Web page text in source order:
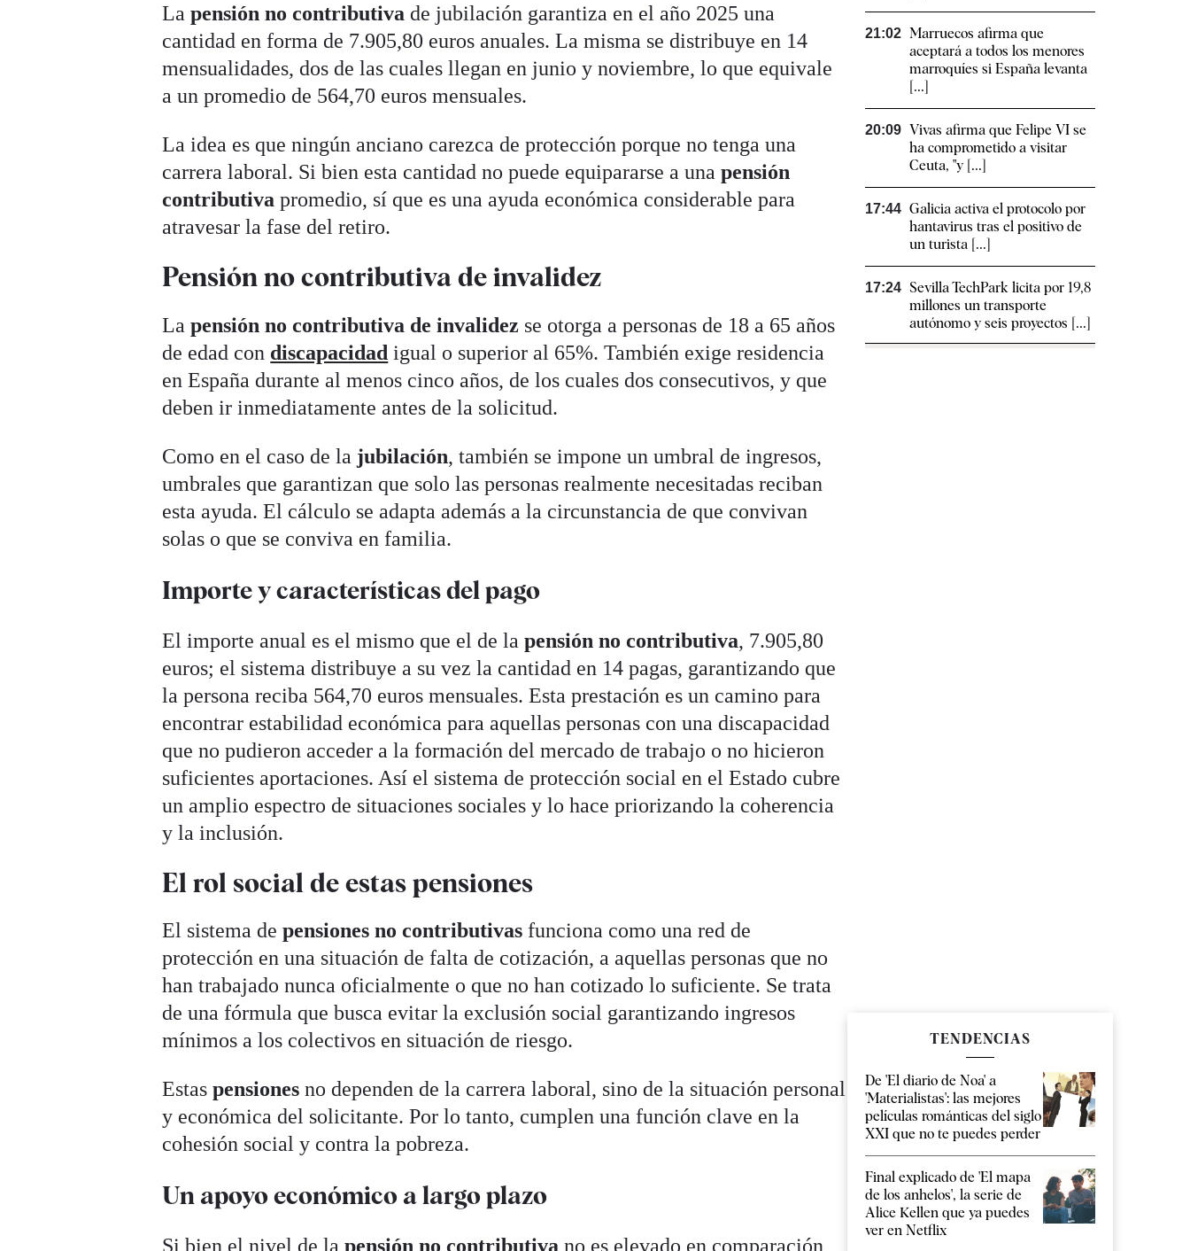
Lapensión no contributiva de jubilación garantiza en el año 2025 una
cantidad en forma de 7.905,80 euros anuales. La misma se distribuye en 14
mensualidades, dos de las cuales llegan en junio y noviembre, lo que equivale
a un promedio de 564,70 euros mensuales.
La idea es que ningún anciano carezca de protección porque no tenga una
carrera laboral. Si bien esta cantidad no puede equipararse a unapensión
contributiva promedio, sí que es una ayuda económica considerable para
atravesar la fase del retiro.
Pensión no contributiva de invalidez
La pensión no contributiva de invalidez se otorga a personas de 18 a 65 años
de edad con discapacidad igual o superior al 65%. También exige residencia
en España durante al menos cinco años, de los cuales dos consecutivos, y que
deben ir inmediatamente antes de la solicitud.
Como en el caso de la jubilación, también se impone un umbral de ingresos,
umbrales que garantizan que solo las personas realmente necesitadas reciban
esta ayuda. El cálculo se adapta además a la circunstancia de que convivan
solas o que se conviva en familia.
Importe y características del pago
El importe anual es el mismo que el de lapensión no contributiva, 7.905,80
euros; el sistema distribuye a su vez la cantidad en 14 pagas, garantizando que
la persona reciba 564,70 euros mensuales. Esta prestación es un camino para
encontrar estabilidad económica para aquellas personas con una discapacidad
que no pudieron acceder a la formación del mercado de trabajo o no hicieron
suficientes aportaciones. Así el sistema de protección social en el Estado cubre
un amplio espectro de situaciones sociales y lo hace priorizando la coherencia
y la inclusión.
El rol social de estas pensiones
El sistema depensiones no contributivas funciona como una red de
protección en una situación de falta de cotización, a aquellas personas que no
han trabajado nunca oficialmente o que no han cotizado lo suficiente. Se trata
de una fórmula que busca evitar la exclusión social garantizando ingresos
mínimos a los colectivos en situación de riesgo.
Estaspensionesno dependen de la carrera laboral, sino de la situación personal
y económica del solicitante. Por lo tanto, cumplen una función clave en la
cohesión social y contra la pobreza.
Un apoyo económico a largo plazo
Si bien el nivel de la pensión no contributiva no es elevado en comparación
21:02 Marruecos afirma que
aceptará a todos los menores
marroquíes si España levanta
[...]
20:09 Vivas afirma que Felipe VI se
ha comprometido a visitar
Ceuta, "y [...]
17:44 Galicia activa el protocolo por
hantavirus tras el positivo de
un turista [...]
17:24 Sevilla TechPark licita por 19,8
millones un transporte
autónomo y seis proyectos [...]
TENDENCIAS
De 'El diario de Noa' a
'Materialistas': las mejores
películas románticas del siglo
XXI que no te puedes perder
Final explicado de 'El mapa
de los anhelos', la serie de
Alice Kellen que ya puedes
ver en Netflix